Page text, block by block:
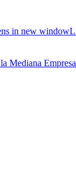
in new window